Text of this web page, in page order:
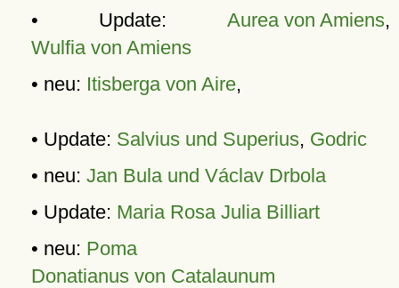
• Update: Aurea von Amiens,
Wulfia von Amiens
• neu: Itisberga von Aire,
• Update: Salvius und Superius, Godric
• neu: Jan Bula und Václav Drbola
• Update: Maria Rosa Julia Billiart
• neu: Poma
Donatianus von Catalaunum